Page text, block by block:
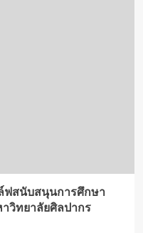
สนับสนุนการศึกษา
วิทยาลัยศิลปากร